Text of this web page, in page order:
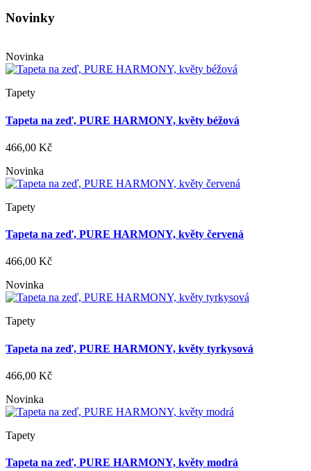
Novinky
Novinka
Tapety
Tapeta na zeď, PURE HARMONY, květy béžová
466,00 Kč
Novinka
Tapety
Tapeta na zeď, PURE HARMONY, květy červená
466,00 Kč
Novinka
Tapety
Tapeta na zeď, PURE HARMONY, květy tyrkysová
466,00 Kč
Novinka
Tapety
Tapeta na zeď, PURE HARMONY, květy modrá